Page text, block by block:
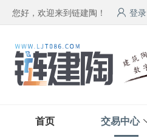
您好，欢迎来到链建陶！ 登录
首页 交易中心